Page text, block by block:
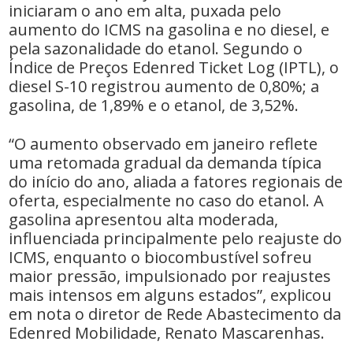
iniciaram o ano em alta, puxada pelo
aumento do ICMS na gasolina e no diesel, e
pela sazonalidade do etanol. Segundo o
Índice de Preços Edenred Ticket Log (IPTL), o
diesel S-10 registrou aumento de 0,80%; a
gasolina, de 1,89% e o etanol, de 3,52%.
“O aumento observado em janeiro reflete
uma retomada gradual da demanda típica
do início do ano, aliada a fatores regionais de
oferta, especialmente no caso do etanol. A
gasolina apresentou alta moderada,
influenciada principalmente pelo reajuste do
ICMS, enquanto o biocombustível sofreu
maior pressão, impulsionado por reajustes
mais intensos em alguns estados”, explicou
em nota o diretor de Rede Abastecimento da
Edenred Mobilidade, Renato Mascarenhas.